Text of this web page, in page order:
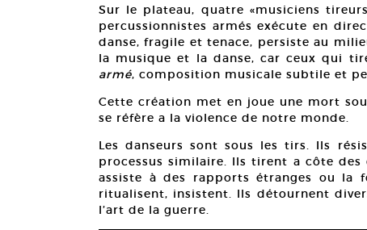
Sur le plateau, quatre «musiciens
percussionnistes armés exécute en
danse, fragile et tenace, persiste au
la musique et la danse, car ceux qui
armé, composition musicale subtile et
Cette création met en joue une mort
se réfère a la violence de notre monde.
Les danseurs sont sous les tirs. Ils
processus similaire. Ils tirent a côte des
assiste à des rapports étranges ou la
ritualisent, insistent. Ils détournent
l’art de la guerre.